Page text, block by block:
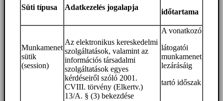
Süti típusa Adatkezelés jogalapja
időtartama
Munkamenet
sütik
(session)
Az elektronikus kereskedelmi
szolgáltatások, valamint az
információs társadalmi
szolgáltatások egyes
kérdéseiről szóló 2001.
CVIII. törvény (Elkertv.)
13/A. § (3) bekezdése
A vonatkozó
látogatói
munkamenet
lezárásáig
tartó időszak